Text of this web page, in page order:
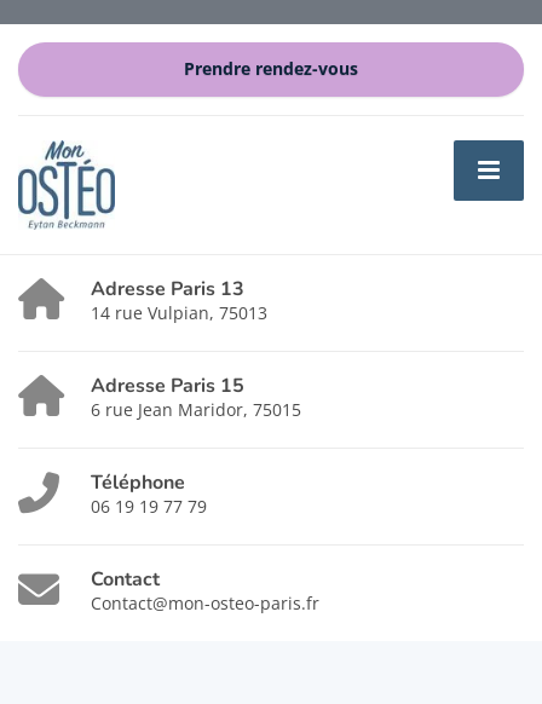
Prendre rendez-vous
Adresse Paris 13
14 rue Vulpian, 75013
Adresse Paris 15
6 rue Jean Maridor, 75015
Téléphone
06 19 19 77 79
Contact
Contact@mon-osteo-paris.fr